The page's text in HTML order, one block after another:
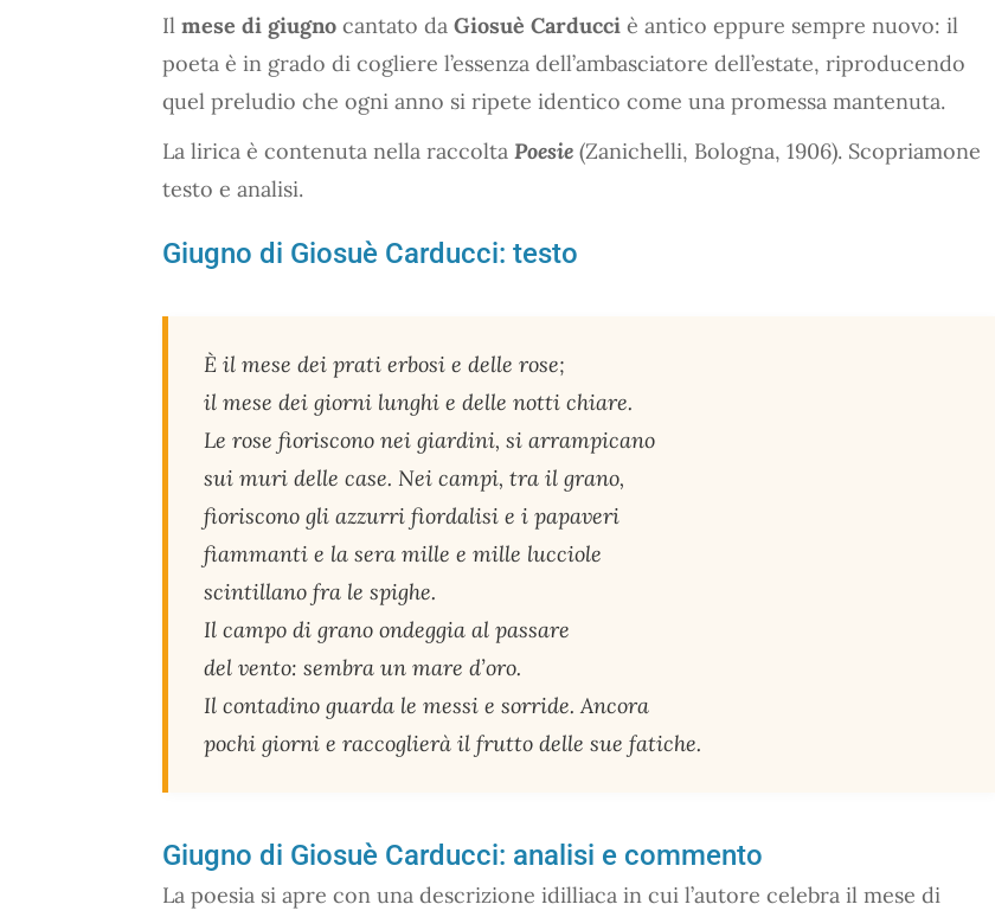
Il mese di giugno cantato da Giosuè Carducci è antico eppure sempre nuovo: il
poeta è in grado di cogliere l’essenza dell’ambasciatore dell’estate, riproducendo
quel preludio che ogni anno si ripete identico come una promessa mantenuta.
La lirica è contenuta nella raccolta Poesie (Zanichelli, Bologna, 1906). Scopriamone
testo e analisi.
Giugno di Giosuè Carducci: testo
È il mese dei prati erbosi e delle rose;
il mese dei giorni lunghi e delle notti chiare.
Le rose fioriscono nei giardini, si arrampicano
sui muri delle case. Nei campi, tra il grano,
fioriscono gli azzurri fiordalisi e i papaveri
fiammanti e la sera mille e mille lucciole
scintillano fra le spighe.
Il campo di grano ondeggia al passare
del vento: sembra un mare d’oro.
Il contadino guarda le messi e sorride. Ancora
pochi giorni e raccoglierà il frutto delle sue fatiche.
Giugno di Giosuè Carducci: analisi e commento
La poesia si apre con una descrizione idilliaca in cui l’autore celebra il mese di